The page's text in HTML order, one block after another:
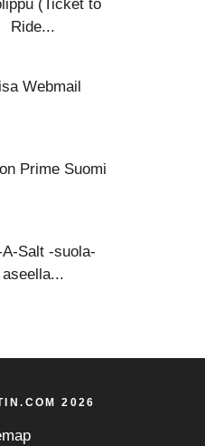
(Ticket to
Ride...
Webmail
Prime Suomi
A-Salt -suola-
aseella...
2026